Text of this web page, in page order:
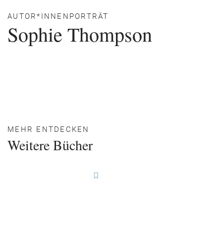
AUTOR*INNENPORTRÄT
Sophie Thompson
MEHR ENTDECKEN
Weitere Bücher